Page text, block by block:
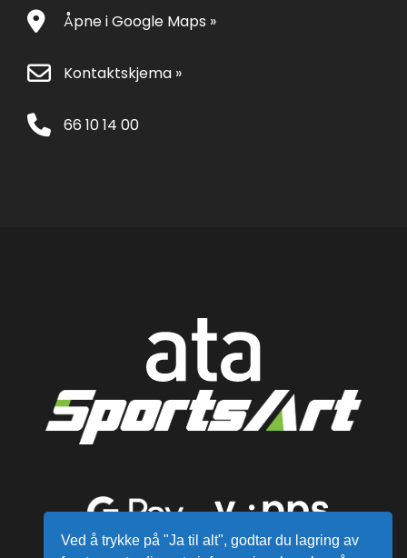
Åpne i Google Maps »
Kontaktskjema »
66 10 14 00
Ved å trykke på "Ja til alt", godtar du lagring av